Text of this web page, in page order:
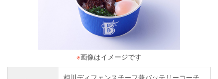
※画像はイメージです
相川ディフェンスチーフ兼バッテリーコーチ